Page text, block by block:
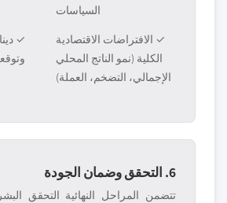
السياسات
✓ الافتراضات الاقتصادية
الكلية (نمو الناتج المحلي
الإجمالي، التضخم، العملة)
✓
6. التحقق وضمان الجودة
تتضمن المراحل النهائية التحقق